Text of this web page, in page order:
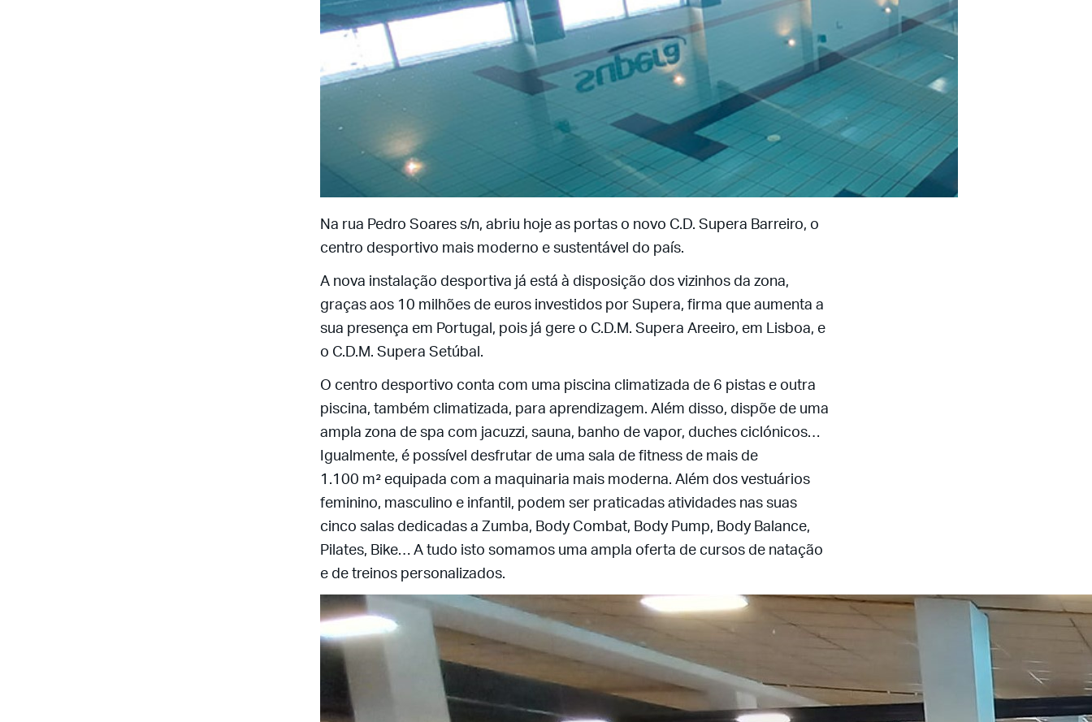
Na rua Pedro Soares s/n, abriu hoje as portas o novo C.D. Supera Barreiro, o
centro desportivo mais moderno e sustentável do país.
A nova instalação desportiva já está à disposição dos vizinhos da zona,
graças aos 10 milhões de euros investidos por Supera, firma que aumenta a
sua presença em Portugal, pois já gere o C.D.M. Supera Areeiro, em Lisboa, e
o C.D.M. Supera Setúbal.
O centro desportivo conta com uma piscina climatizada de 6 pistas e outra
piscina, também climatizada, para aprendizagem. Além disso, dispõe de uma
ampla zona de spa com jacuzzi, sauna, banho de vapor, duches ciclónicos…
Igualmente, é possível desfrutar de uma sala de fitness de mais de
1.100 m² equipada com a maquinaria mais moderna. Além dos vestuários
feminino, masculino e infantil, podem ser praticadas atividades nas suas
cinco salas dedicadas a Zumba, Body Combat, Body Pump, Body Balance,
Pilates, Bike… A tudo isto somamos uma ampla oferta de cursos de natação
e de treinos personalizados.